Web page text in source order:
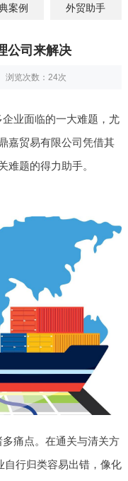
案例 外贸助手
公司来解决
览次数： 24次
业面临的一大难题，尤
嘉贸易有限公司凭借其
难题的得力助手。
痛点。在通关与清关方
自行归类容易出错，像化